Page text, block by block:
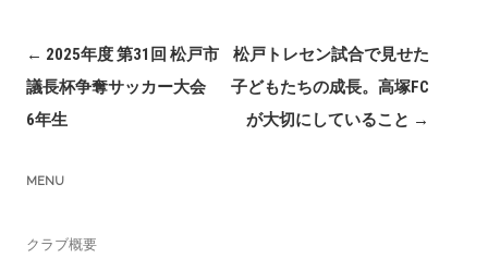
Post
navigation
← 2025年度 第31回 松戸市
議長杯争奪サッカー大会
6年生
松戸トレセン試合で見せた
子どもたちの成長。高塚FC
が大切にしていること →
MENU
クラブ概要